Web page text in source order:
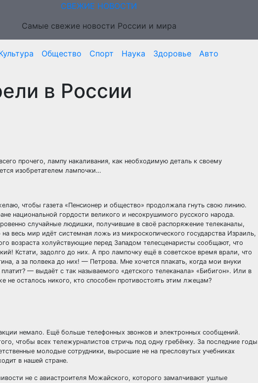
СВЕЖИЕ НОВОСТИ
Самые свежие новости России и мира
Общество Спорт Наука Здоровье
Авто
в России
прочего, лампу накаливания, как необходимую деталь к своему
изобретателем лампочки…
чтобы газета «Пенсионер и общество» продолжала гнуть свою линию.
национальной гордости великого и несокрушимого русского народа.
случайные людишки, получившие в своё распоряжение телеканалы,
весь мир идёт системная ложь из микроскопического государства Израиль,
возраста холуйствующие перед Западом телесценаристы сообщают, что
Кстати, задолго до них. А про лампочку ещё в советское время врали, что
а за полвека до них! — Петрова. Мне хочется плакать, когда мои внуки
— выдаёт с так называемого «детского телеканала» «Бибигон». Или в
осталось никого, кто способен противостоять этим лжецам?
немало. Ещё больше телефонных звонков и электронных сообщений.
чтобы всех тележурналистов стричь под одну гребёнку. За последние годы
молодые сотрудники, выросшие не на пресловутых учебниках
в нашей стране.
не с авиастроителя Можайского, которого замалчивают ушлые